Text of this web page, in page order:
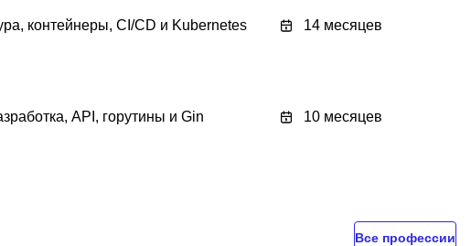
контейнеры, CI/CD и Kubernetes 14 месяцев
API, горутины и Gin 10 месяцев
Все профессии